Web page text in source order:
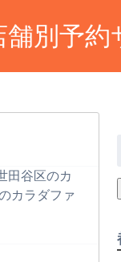
別予約
谷区のカ
カラダファ